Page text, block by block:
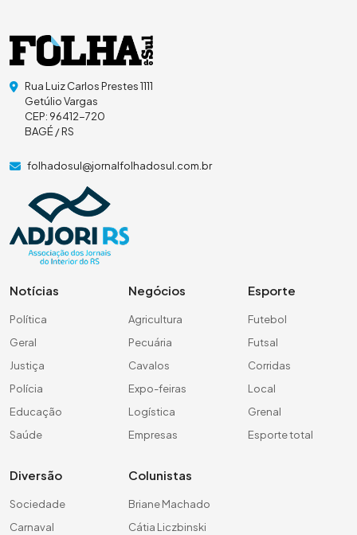
Rua Luiz Carlos Prestes 1111
Getúlio Vargas
CEP: 96412-720
BAGÉ / RS
folhadosul@jornalfolhadosul.com.br
Notícias
Política
Geral
Justiça
Polícia
Educação
Saúde
Negócios
Agricultura
Pecuária
Cavalos
Expo-feiras
Logística
Empresas
Esporte
Futebol
Futsal
Corridas
Local
Grenal
Esporte total
Diversão
Sociedade
Carnaval
Colunistas
Briane Machado
Cátia Liczbinski